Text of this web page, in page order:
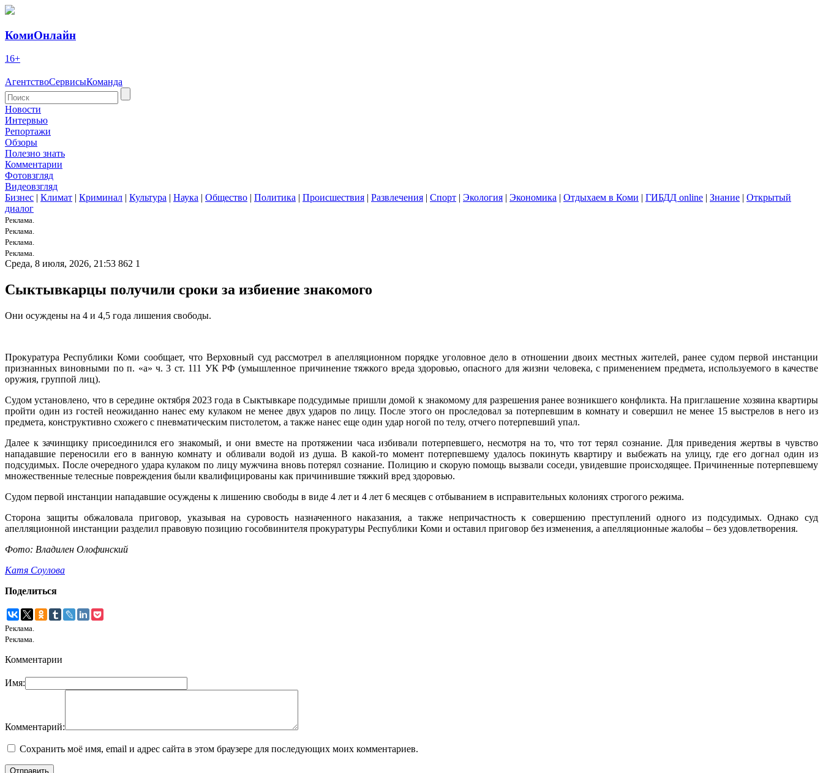
КомиОнлайн
16+
АгентствоСервисыКоманда
Новости
Интервью
Репортажи
Обзоры
Полезно знать
Комментарии
Фотовзгляд
Видеовзгляд
Бизнес | Климат | Криминал | Культура | Наука | Общество | Политика | Происшествия | Развлечения | Спорт | Экология | Экономика | Отдыхаем в Коми | ГИБДД online | Знание | Открытый
диалог
Реклама.
Реклама.
Реклама.
Реклама.
Среда, 8 июля, 2026, 21:53 862 1
Сыктывкарцы получили сроки за избиение знакомого
Они осуждены на 4 и 4,5 года лишения свободы.
Прокуратура Республики Коми сообщает, что Верховный суд рассмотрел в апелляционном порядке уголовное дело в отношении двоих местных жителей, ранее судом первой инстанции
признанных виновными по п. «а» ч. 3 ст. 111 УК РФ (умышленное причинение тяжкого вреда здоровью, опасного для жизни человека, с применением предмета, используемого в качестве
оружия, группой лиц).
Судом установлено, что в середине октября 2023 года в Сыктывкаре подсудимые пришли домой к знакомому для разрешения ранее возникшего конфликта. На приглашение хозяина квартиры
пройти один из гостей неожиданно нанес ему кулаком не менее двух ударов по лицу. После этого он проследовал за потерпевшим в комнату и совершил не менее 15 выстрелов в него из
предмета, конструктивно схожего с пневматическим пистолетом, а также нанес еще один удар ногой по телу, отчего потерпевший упал.
Далее к зачинщику присоединился его знакомый, и они вместе на протяжении часа избивали потерпевшего, несмотря на то, что тот терял сознание. Для приведения жертвы в чувство
нападавшие переносили его в ванную комнату и обливали водой из душа. В какой-то момент потерпевшему удалось покинуть квартиру и выбежать на улицу, где его догнал один из
подсудимых. После очередного удара кулаком по лицу мужчина вновь потерял сознание. Полицию и скорую помощь вызвали соседи, увидевшие происходящее. Причиненные потерпевшему
множественные телесные повреждения были квалифицированы как причинившие тяжкий вред здоровью.
Судом первой инстанции нападавшие осуждены к лишению свободы в виде 4 лет и 4 лет 6 месяцев с отбыванием в исправительных колониях строгого режима.
Сторона защиты обжаловала приговор, указывая на суровость назначенного наказания, а также непричастность к совершению преступлений одного из подсудимых. Однако суд
апелляционной инстанции разделил правовую позицию гособвинителя прокуратуры Республики Коми и оставил приговор без изменения, а апелляционные жалобы – без удовлетворения.
Фото: Владилен Олофинский
Катя Соулова
Поделиться
Реклама.
Реклама.
Комментарии
Имя:
Комментарий:
Сохранить моё имя, email и адрес сайта в этом браузере для последующих моих комментариев.